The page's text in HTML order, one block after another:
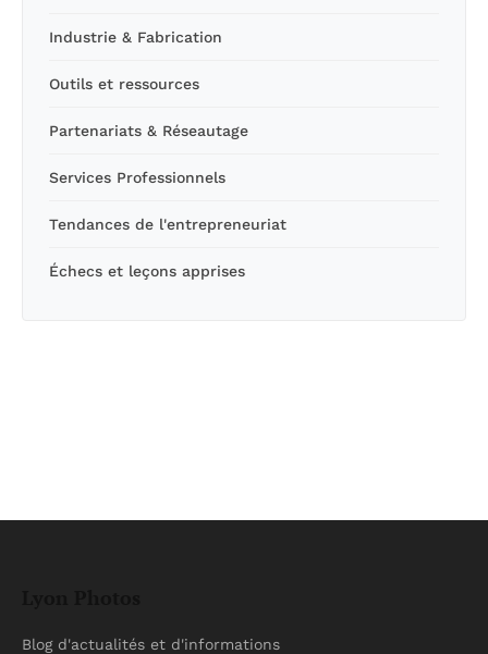
Industrie & Fabrication
Outils et ressources
Partenariats & Réseautage
Services Professionnels
Tendances de l'entrepreneuriat
Échecs et leçons apprises
Blog d'actualités et d'informations